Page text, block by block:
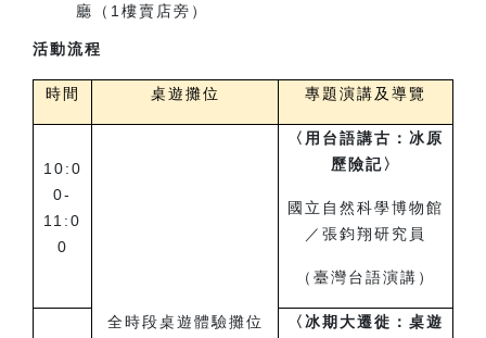
廳（1樓賣店旁）
活動流程
時間 桌遊攤位 專題演講及導覽
10:0
0-
11:0
0
全時段桌遊體驗攤位
〈用台語講古：冰原
歷險記〉
國立自然科學博物館
／張鈞翔研究員
（臺灣台語演講）
〈冰期大遷徙：桌遊